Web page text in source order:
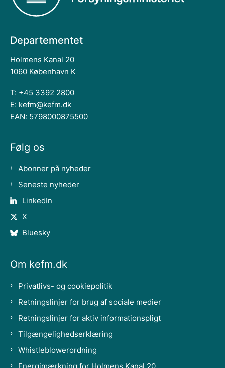
Departementet
Holmens Kanal 20
1060 København K
T: +45 3392 2800
E: kefm@kefm.dk
EAN: 5798000875500
Følg os
Abonner på nyheder
Seneste nyheder
LinkedIn
X
Bluesky
Om kefm.dk
Privatlivs- og cookiepolitik
Retningslinjer for brug af sociale medier
Retningslinjer for aktiv informationspligt
Tilgængelighedserklæring
Whistleblowerordning
Energimærkning for Holmens Kanal 20